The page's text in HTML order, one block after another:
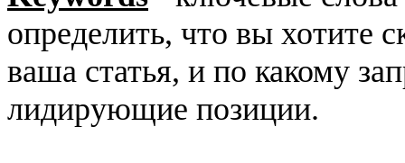
определить, что вы хотите
ваша статья, и по какому
лидирующие позиции.